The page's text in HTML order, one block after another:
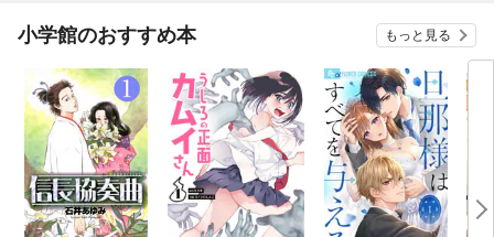
小学館のおすすめ本 もっと見る